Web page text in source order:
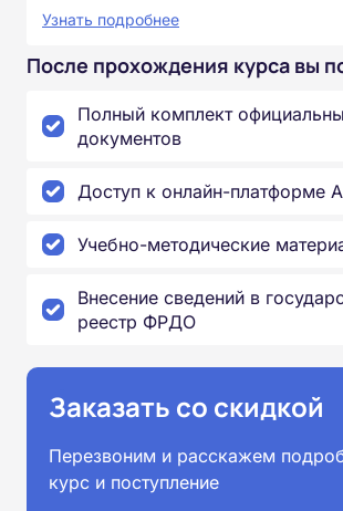
Узнать подробнее
После прохождения курса вы
Полный комплект
документов
Доступ к онлайн-платформе
Учебно-методические
Внесение сведений в
реестр ФРДО
Заказать со скидкой
Перезвоним и расскажем
курс и поступление